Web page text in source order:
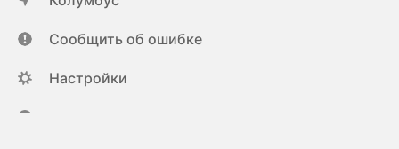
Сообщить об ошибке
Настройки